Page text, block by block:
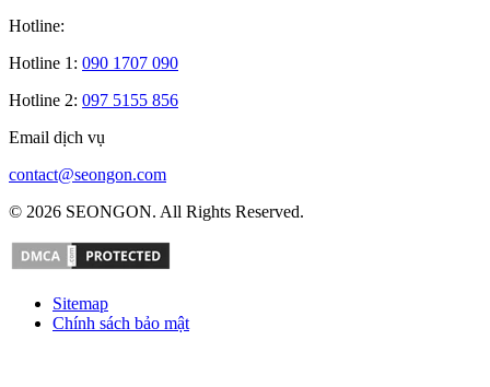
Hotline:
Hotline 1: 090 1707 090
Hotline 2: 097 5155 856
Email dịch vụ
contact@seongon.com
© 2026 SEONGON. All Rights Reserved.
Sitemap
Chính sách bảo mật